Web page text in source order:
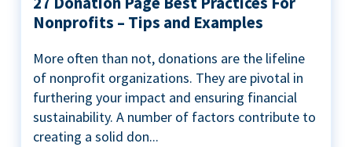
Nonprofits – Tips and Examples
More often than not, donations are the lifeline
of nonprofit organizations. They are pivotal in
furthering your impact and ensuring financial
sustainability. A number of factors contribute to
creating a solid don...